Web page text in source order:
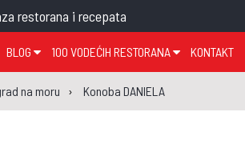
restorana i recepata
KRAPINSKO-ZAGORSKA ŽUPANIJA
SISAČKO-MOSLAVAČKA ŽUPANIJA
BLOG
TEMA TJEDNA
ZANIMLJIVOSTI
KLUB
GASTRO REGIJE
100 VODEĆIH RESTORANA
GLASANJE KNJIGE
KONTAKT
na moru Konoba DANIELA